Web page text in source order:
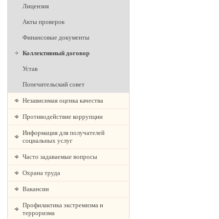
Лицензия
Акты проверок
Финансовые документы
Коллективный договор
Устав
Попечительский совет
Независимая оценка качества
Противодействие коррупции
Информация для получателей
социальных услуг
Часто задаваемые вопросы
Охрана труда
Вакансии
Профилактика экстремизма и
терроризма